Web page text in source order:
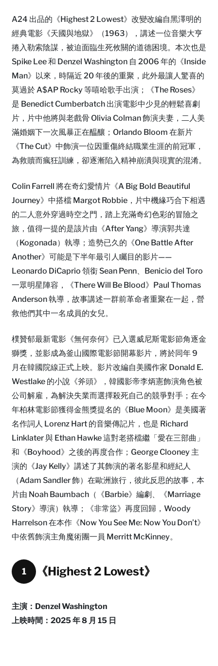
A24 出品的《Highest 2 Lowest》改變改編自黑澤明的
經典電影《天國與地獄》（1963），講述一位音樂大亨
捲入勒索陰謀，被迫面臨生死攸關的道德困境。本次也是
Spike Lee 和 Denzel Washington 自 2006 年的《Inside
Man》以來，時隔近 20 年後的重聚，此外最讓人驚喜的
莫過於 A$AP Rocky 等嘻哈歌手出演；《The Roses》
是 Benedict Cumberbatch 出演電影中少見的輕鬆喜劇
片，片中他將與老戲骨 Olivia Colman 飾演夫妻，二人美
滿婚姻下一次風暴正在醖釀；Orlando Bloom 在新片
《The Cut》中飾演一位因重傷終結職業生涯的前冠軍，
為救贖而瘋狂訓練，卻逐漸陷入精神崩潰與現實的混淆。
Colin Farrell 將在奇幻愛情片《A Big Bold Beautiful
Journey》中搭檔 Margot Robbie，片中機緣巧合下相遇
的二人意外穿過時空之門，踏上充滿奇幻色彩的冒險之
旅，值得一提的是該片由《After Yang》導演郭共達
（Kogonada）執導；造勢已久的《One Battle After
Another》可能是下半年最引人矚目的影片——
Leonardo DiCaprio 領銜 Sean Penn、Benicio del Toro
一眾明星陣容，《There Will Be Blood》Paul Thomas
Anderson 執導，故事講述一群前革命者重聚在一起，營
救他們其中一名成員的女兒。
樸贊郁最新電影《無何奈何》已入選威尼斯電影節角逐金
獅獎，並影成為釜山國際電影節開幕影片，將於同年 9
月在韓國院線正式上映。影片改編自美國作家 Donald E.
Westlake 的小說《斧頭》，韓國影帝李炳憲飾演角色被
公司解雇，為解決失業而選擇殺死自己的競爭對手；在今
年柏林電影節獲得金熊獎提名的《Blue Moon》是美國著
名作詞人 Lorenz Hart 的音樂傳記片，也是 Richard
Linklater 與 Ethan Hawke 這對老搭檔繼「愛在三部曲」
和《Boyhood》之後的再度合作；George Clooney 主
演的《Jay Kelly》講述了其飾演的著名影星和經紀人
（Adam Sandler 飾）在歐洲旅行，彼此反思的故事，本
片由 Noah Baumbach（《Barbie》編劇、《Marriage
Story》導演）執導；《非常盜》再度回歸，Woody
Harrelson 在本作《Now You See Me: Now You Don’t》
中依舊飾演主角魔術團一員 Merritt McKinney。
1 《Highest 2 Lowest》
主演：Denzel Washington
上映時間：2025 年 8 月 15 日